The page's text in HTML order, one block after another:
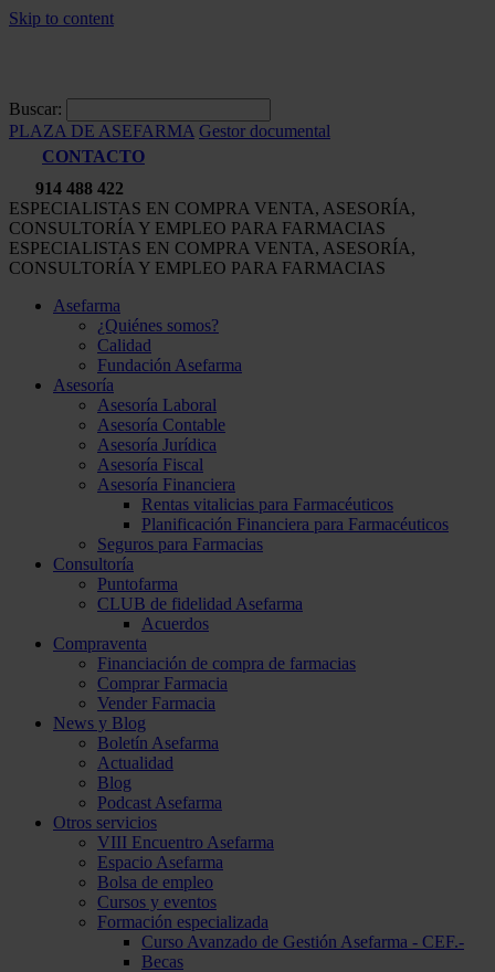
Skip to content
Buscar:
PLAZA DE ASEFARMA Gestor documental
CONTACTO
914 488 422
ESPECIALISTAS EN COMPRA VENTA, ASESORÍA,
CONSULTORÍA Y EMPLEO PARA FARMACIAS
ESPECIALISTAS EN COMPRA VENTA, ASESORÍA,
CONSULTORÍA Y EMPLEO PARA FARMACIAS
Asefarma
¿Quiénes somos?
Calidad
Fundación Asefarma
Asesoría
Asesoría Laboral
Asesoría Contable
Asesoría Jurídica
Asesoría Fiscal
Asesoría Financiera
Rentas vitalicias para Farmacéuticos
Planificación Financiera para Farmacéuticos
Seguros para Farmacias
Consultoría
Puntofarma
CLUB de fidelidad Asefarma
Acuerdos
Compraventa
Financiación de compra de farmacias
Comprar Farmacia
Vender Farmacia
News y Blog
Boletín Asefarma
Actualidad
Blog
Podcast Asefarma
Otros servicios
VIII Encuentro Asefarma
Espacio Asefarma
Bolsa de empleo
Cursos y eventos
Formación especializada
Curso Avanzado de Gestión Asefarma - CEF.-
Becas